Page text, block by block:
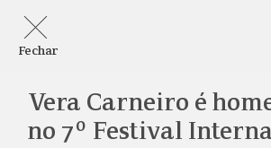
Fechar
Vera Carneiro é
no 7º Festival